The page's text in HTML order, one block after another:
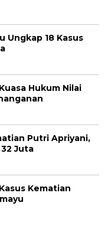
Ungkap 18 Kasus
Hukum Nilai
Putri Apriyani,
Juta
Kematian